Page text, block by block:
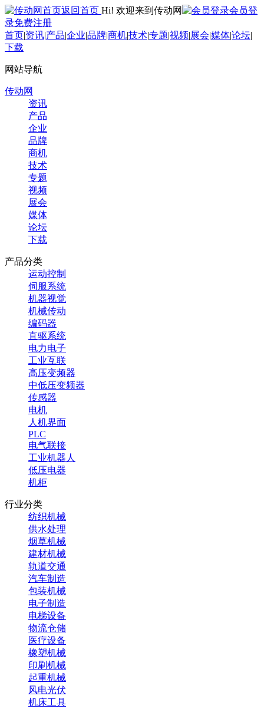
返回首页 Hi! 欢迎来到传动网
会员登
录免费注册
首页|资讯|产品|企业|品牌|商机|技术|专题|视频|展会|媒体|论坛|
下载
网站导航
传动网
资讯
产品
企业
品牌
商机
技术
专题
视频
展会
媒体
论坛
下载
产品分类
运动控制
伺服系统
机器视觉
机械传动
编码器
直驱系统
电力电子
工业互联
高压变频器
中低压变频器
传感器
电机
人机界面
PLC
电气联接
工业机器人
低压电器
机柜
行业分类
纺织机械
供水处理
烟草机械
建材机械
轨道交通
汽车制造
包装机械
电子制造
电梯设备
物流仓储
医疗设备
橡塑机械
印刷机械
起重机械
风电光伏
机床工具